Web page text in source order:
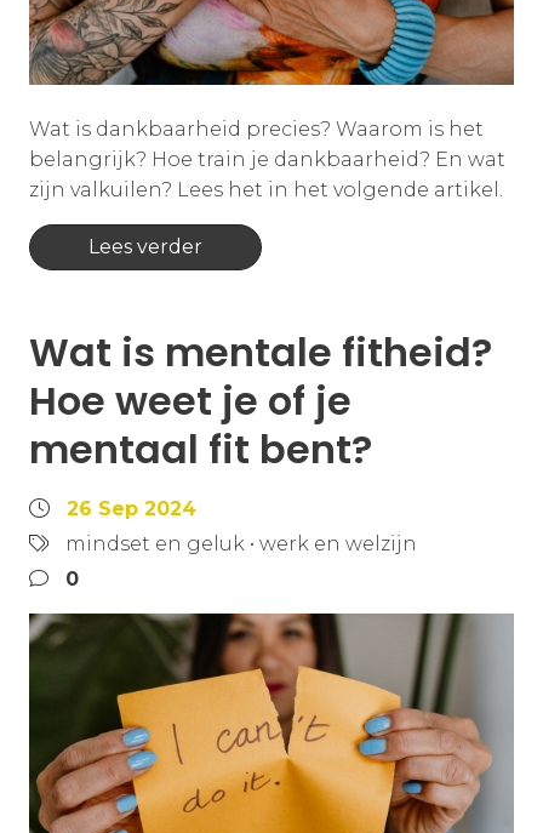
Wat is dankbaarheid precies? Waarom is het
belangrijk? Hoe train je dankbaarheid? En wat
zijn valkuilen? Lees het in het volgende artikel.
Lees verder
Wat is mentale fitheid?
Hoe weet je of je
mentaal fit bent?
26 Sep 2024
mindset en geluk • werk en welzijn
0